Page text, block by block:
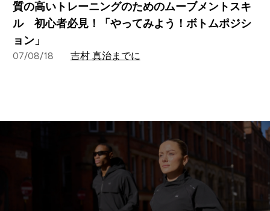
質の高いトレーニングのためのムーブメントスキ
ル 初心者必見！「やってみよう！ボトムポジシ
ョン」
07/08/18 吉村 真治までに